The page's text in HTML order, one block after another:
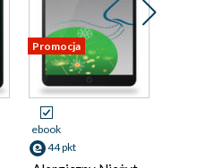
Promocja
ebook
44 pkt